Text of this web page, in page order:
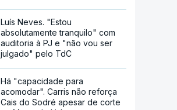
Luís Neves. "Estou
absolutamente tranquilo" com
auditoria à PJ e "não vou ser
julgado" pelo TdC
Há "capacidade para
acomodar". Carris não reforça
Cais do Sodré apesar de corte